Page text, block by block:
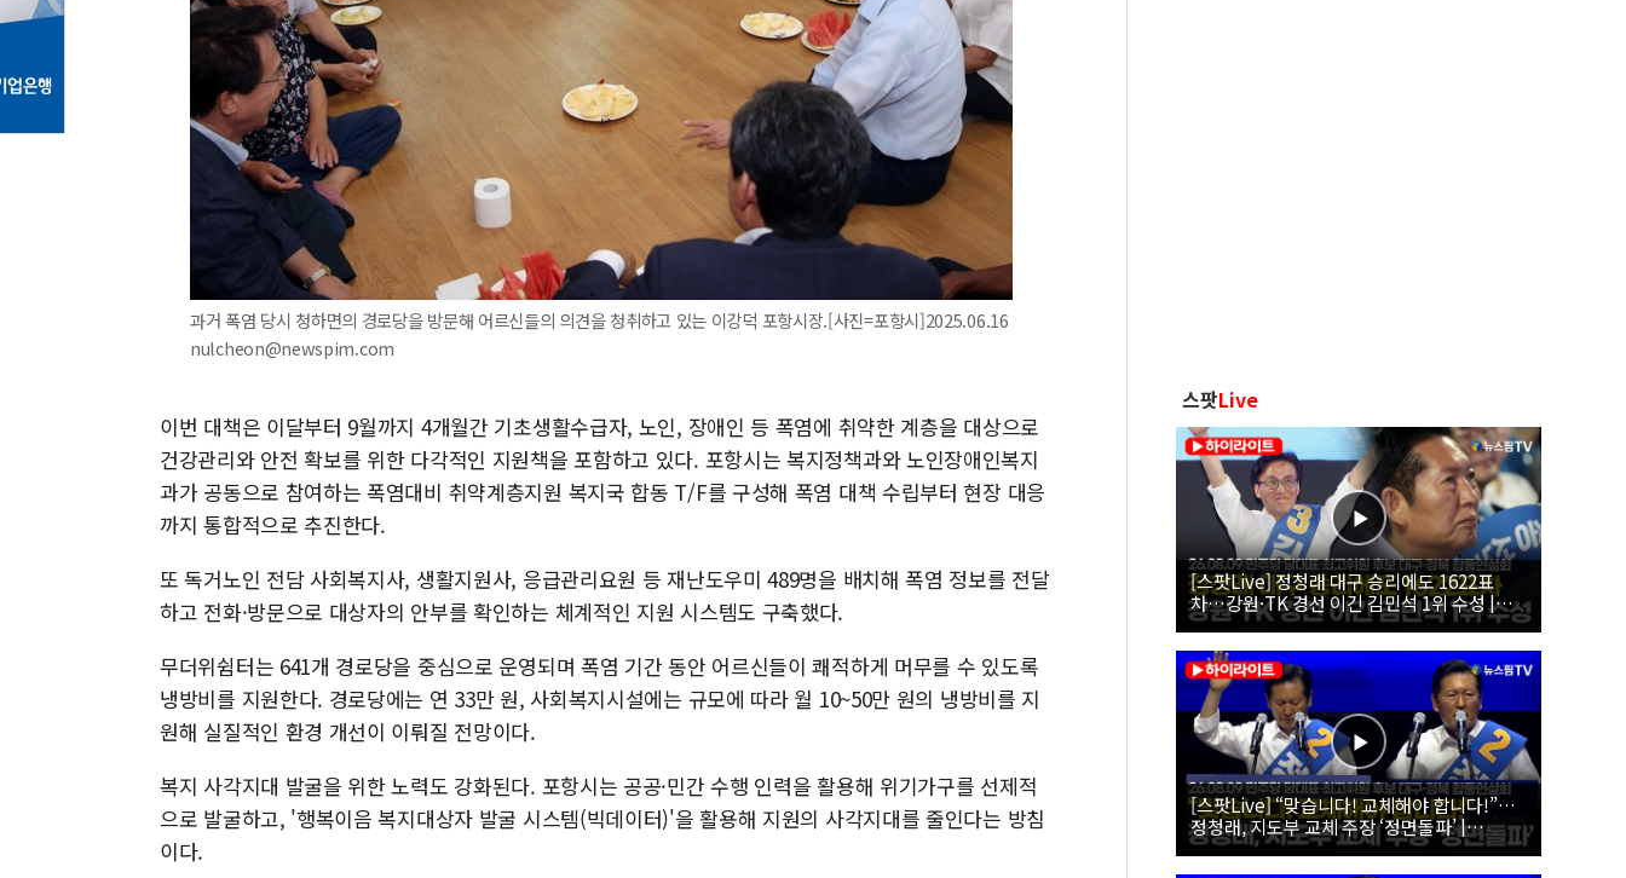
과거 폭염 당시 청하면의 경로당을 방문해 어르신들의 의견을 청취하고 있는 이강덕 포항시장.[사진=포항시]2025.06.16
nulcheon@newspim.com
이번 대책은 이달부터 9월까지 4개월간 기초생활수급자, 노인, 장애인 등 폭염에 취약한 계층을 대상으로
건강관리와 안전 확보를 위한 다각적인 지원책을 포함하고 있다. 포항시는 복지정책과와 노인장애인복지
과가 공동으로 참여하는 폭염대비 취약계층지원 복지국 합동 T/F를 구성해 폭염 대책 수립부터 현장 대응
까지 통합적으로 추진한다.
또 독거노인 전담 사회복지사, 생활지원사, 응급관리요원 등 재난도우미 489명을 배치해 폭염 정보를 전달
하고 전화·방문으로 대상자의 안부를 확인하는 체계적인 지원 시스템도 구축했다.
무더위쉼터는 641개 경로당을 중심으로 운영되며 폭염 기간 동안 어르신들이 쾌적하게 머무를 수 있도록
냉방비를 지원한다. 경로당에는 연 33만 원, 사회복지시설에는 규모에 따라 월 10~50만 원의 냉방비를 지
원해 실질적인 환경 개선이 이뤄질 전망이다.
복지 사각지대 발굴을 위한 노력도 강화된다. 포항시는 공공·민간 수행 인력을 활용해 위기가구를 선제적
으로 발굴하고, '행복이음 복지대상자 발굴 시스템(빅데이터)'을 활용해 지원의 사각지대를 줄인다는 방침
이다.
스팟Live
[스팟Live] 정청래 대구 승리에도 1622표
차…강원·TK 경선 이긴 김민석 1위 수성 |
26.08.09 더불어민주당 당대표·최고위원 후
보 대구·경북 합동연설회
[스팟Live] “맞습니다! 교체해야 합니다!”…
정청래, 지도부 교체 주장 ‘정면돌파’ |
26.08.09 더불어민주당 당대표·최고위원 후
보 대구·경북 합동연설회